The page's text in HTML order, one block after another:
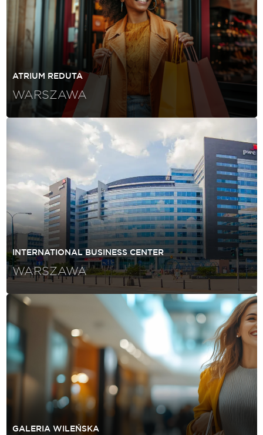
ATRIUM REDUTA
WARSZAWA
INTERNATIONAL BUSINESS CENTER
WARSZAWA
GALERIA WILEŃSKA